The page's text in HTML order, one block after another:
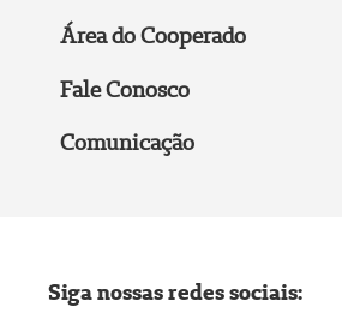
Área do Cooperado
Fale Conosco
Comunicação
Siga nossas redes sociais: